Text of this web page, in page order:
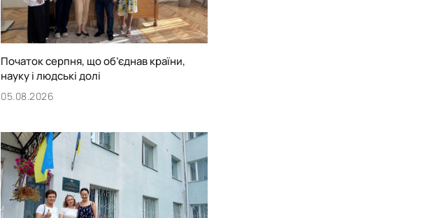
Початок серпня, що об’єднав країни,
науку і людські долі
05.08.2026